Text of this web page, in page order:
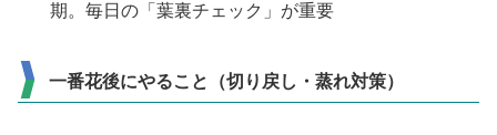
期。毎日の「葉裏チェック」が重要
一番花後にやること（切り戻し・蒸れ対策）